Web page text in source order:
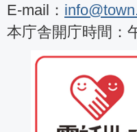
E-mail：
本庁舎開庁時間：